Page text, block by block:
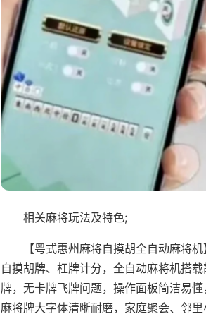
相关麻将玩法及特色;
【粤式惠州麻将自摸胡全自动麻将
自摸胡牌、杠牌计分，全自动麻将机搭
牌，无卡牌飞牌问题，操作面板简洁易
麻将牌大字体清晰耐磨，家庭聚会、邻